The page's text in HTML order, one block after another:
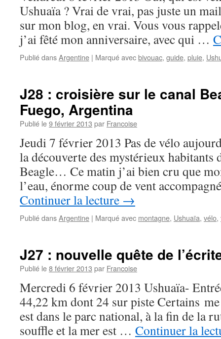
Ushuaïa ? Vrai de vrai, pas juste un
sur mon blog, en vrai. Vous vous
j’ai fêté mon anniversaire, avec qui …
Publié dansArgentine | Marqué avecbivouac, guide, pluie,
J28 : croisière sur le canal
Fuego, Argentina
Publié le9 février 2013 par Francoise
Jeudi 7 février 2013 Pas de vélo
la découverte des mystérieux habitants
Beagle… Ce matin j’ai bien cru que
l’eau, énorme coup de vent
Continuer la lecture →
Publié dansArgentine | Marqué avec montagne, Ushuaïa, vélo,
J27 : nouvelle quête de
Publié le8 février 2013 par Francoise
Mercredi 6 février 2013 Ushuaïa-
44,22 km dont 24 sur piste Certains
est dans le parc national, à la fin de la
souffle et la mer est … Continuer la